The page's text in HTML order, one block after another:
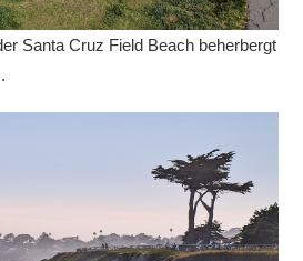
Santa Cruz Field Beach beherbergt